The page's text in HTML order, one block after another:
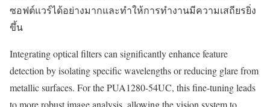
ซอฟต์แวร์ได้อย่างมากและทำให้การทำงานมีความเสถียรยิ่ง
ขึ้น
Integrating optical filters can significantly enhance feature
detection by isolating specific wavelengths or reducing glare from
metallic surfaces. For the PUA1280-54UC, this fine-tuning leads
to more robust image analysis, allowing the vision system to